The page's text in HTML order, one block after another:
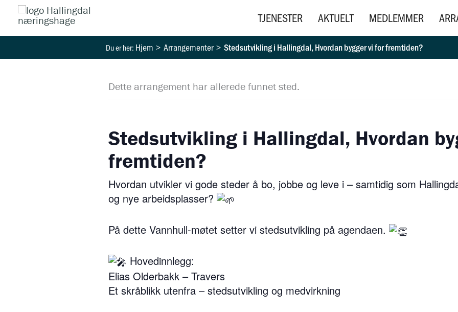
Hopp
til
TJENESTER AKTUELT MEDLEMMER
Hjem Arrangementer Stedsutvikling i Hallingdal, Hvordan bygger vi for fremtiden?
Dette arrangement har allerede funnet sted.
Stedsutvikling i Hallingdal, Hvordan
fremtiden?
Hvordan utvikler vi gode steder å bo, jobbe og leve i – samtidig som
og nye arbeidsplasser?
På dette Vannhull-møtet setter vi stedsutvikling på agendaen.
Hovedinnlegg:
Elias Olderbakk – Travers
Et skråblikk utenfra – stedsutvikling og medvirkning